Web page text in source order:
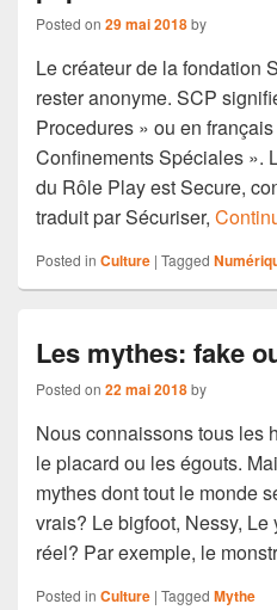
Posted on 29 mai 2018by
Le créateur de la fondation
rester anonyme. SCP
Procedures » ou en
Confinements Spéciales ».
du Rôle Play est Secure,
traduit par Sécuriser,
Posted in Culture | Tagged
Les mythes: fake
Posted on 22 mai 2018by
Nous connaissons tous les
le placard ou les égouts.
mythes dont tout le monde
vrais? Le bigfoot, Nessy, Le
réel? Par exemple, le
Posted in Culture | Tagged Mythe